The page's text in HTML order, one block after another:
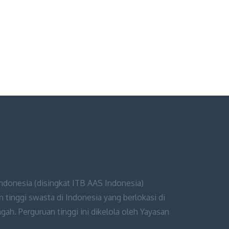
(disingkat ITB AAS Indonesia)
tinggi swasta di Indonesia yang berlokasi di
Perguruan tinggi ini dikelola oleh Yayasan